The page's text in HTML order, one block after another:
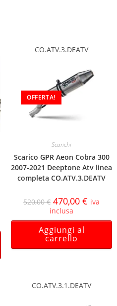
CO.ATV.3.DEATV
OFFERTA!
Scarichi
Scarico GPR Aeon Cobra 300
2007-2021 Deeptone Atv linea
completa CO.ATV.3.DEATV
520,00€ 470,00 € iva
inclusa
Aggiungi al
carrello
CO.ATV.3.1.DEATV